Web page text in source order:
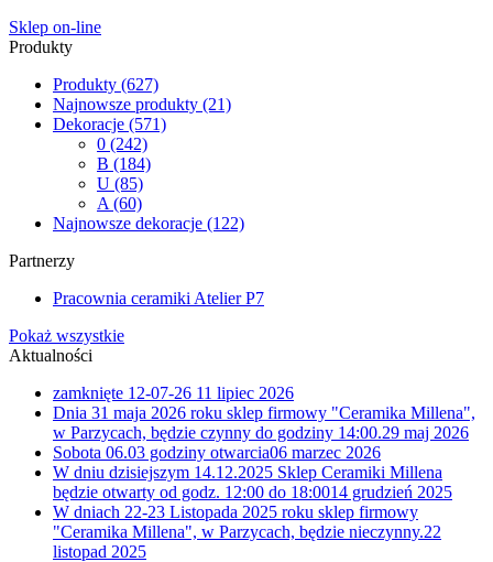
Sklep on-line
Produkty
Produkty (627)
Najnowsze produkty (21)
Dekoracje (571)
0 (242)
B (184)
U (85)
A (60)
Najnowsze dekoracje (122)
Partnerzy
Pracownia ceramiki Atelier P7
Pokaż wszystkie
Aktualności
zamknięte 12-07-26 11 lipiec 2026
Dnia 31 maja 2026 roku sklep firmowy "Ceramika Millena",
w Parzycach, będzie czynny do godziny 14:00.29 maj 2026
Sobota 06.03 godziny otwarcia06 marzec 2026
W dniu dzisiejszym 14.12.2025 Sklep Ceramiki Millena
będzie otwarty od godz. 12:00 do 18:0014 grudzień 2025
W dniach 22-23 Listopada 2025 roku sklep firmowy
"Ceramika Millena", w Parzycach, będzie nieczynny.22
listopad 2025